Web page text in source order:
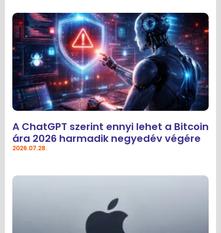
A ChatGPT szerint ennyi lehet a Bitcoin
ára 2026 harmadik negyedév végére
2026.07.28.